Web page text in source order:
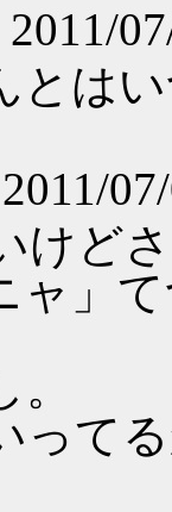
とは
2011/
けどさ
ャ」
って